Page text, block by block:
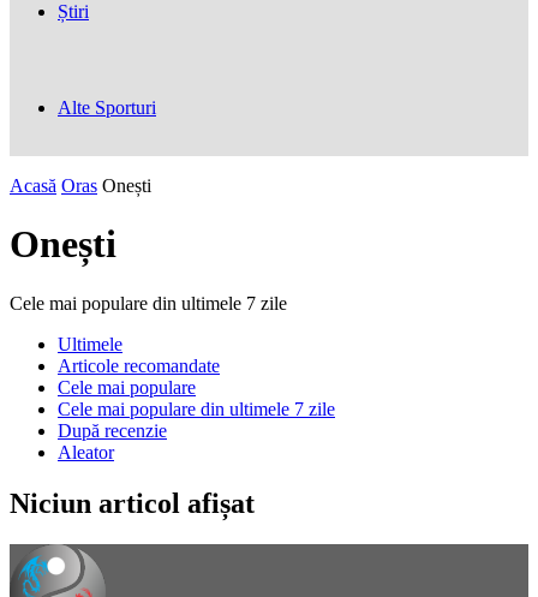
Știri
Alte Sporturi
Acasă Oras Onești
Onești
Cele mai populare din ultimele 7 zile
Ultimele
Articole recomandate
Cele mai populare
Cele mai populare din ultimele 7 zile
După recenzie
Aleator
Niciun articol afișat